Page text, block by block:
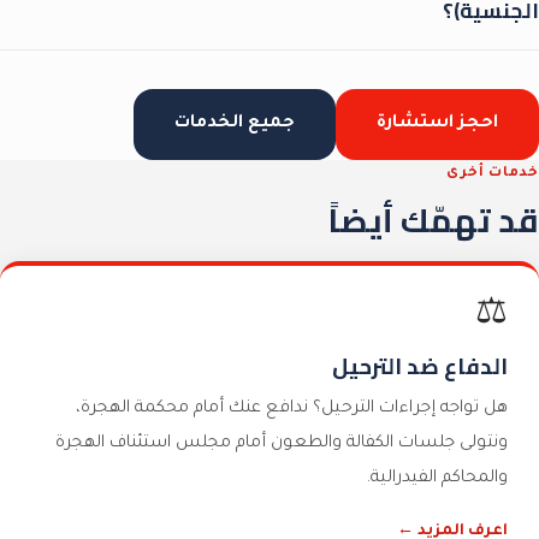
الجنسية)؟
قوانين بلدك الأصلي. ننصح بالتحقق من الجانبين قبل اتخاذ القرار.
احجز استشارة
جميع الخدمات
خدمات أخرى
قد تهمّك أيضاً
⚖️
الدفاع ضد الترحيل
هل تواجه إجراءات الترحيل؟ ندافع عنك أمام محكمة الهجرة،
ونتولى جلسات الكفالة والطعون أمام مجلس استئناف الهجرة
والمحاكم الفيدرالية.
اعرف المزيد ←